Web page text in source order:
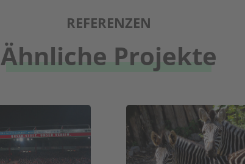
REFERENZEN
Ähnliche Projekte